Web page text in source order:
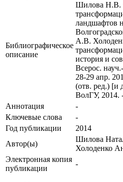
Библиографическое
описание
Шилова Н.В.
ландшафтов
А.В.
история и
Всерос.
28-29 апр.
(отв. ред.) [и
ВолГУ, 2014.
Аннотация
-
Ключевые cлова
-
Год публикации
2014
Автор(ы)
Шилова
Холоденко
Электронная копия
публикации
-